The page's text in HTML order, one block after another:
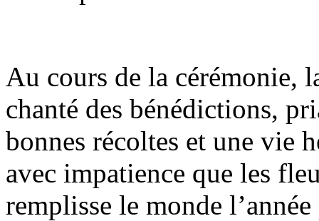
Au cours de la cérémonie,
chanté des bénédictions,
bonnes récoltes et une vie
avec impatience que les
remplisse le monde